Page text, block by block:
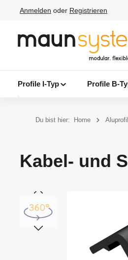
Hauptinhalt springen
Zur Suche springen
Zur Hauptnavigation springen
Anmelden oder Registrieren
Profile I-Typ Profile B-
Du bist hier: Home
Kabel- und